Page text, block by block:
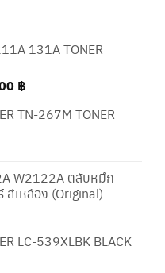
131A TONER
฿
TN-267M TONER
W2122A ตลับหมึก
สีเหลือง (Original)
LC-539XLBK BLACK